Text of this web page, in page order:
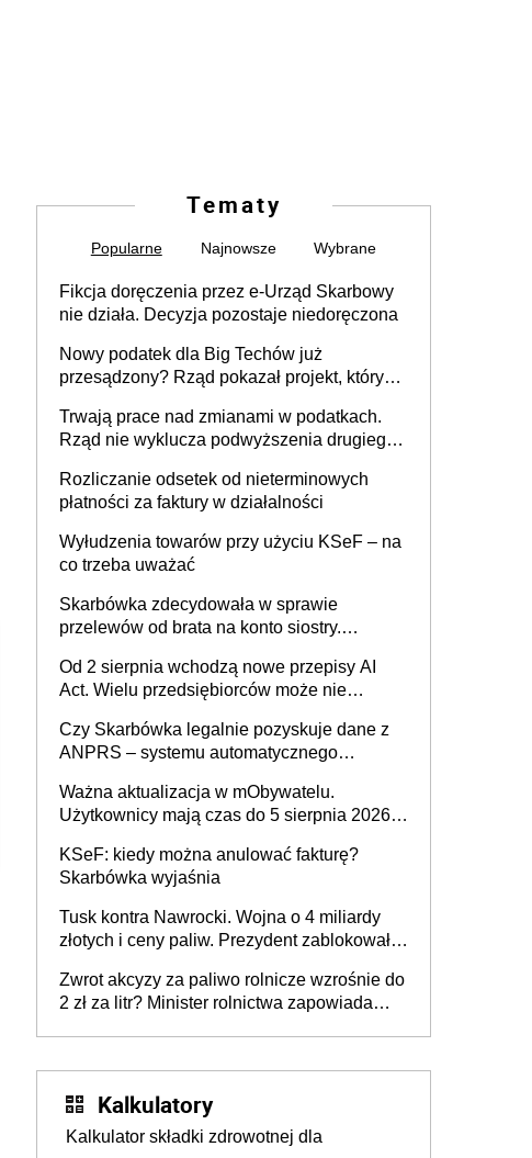
Tematy
Popularne Najnowsze Wybrane
Fikcja doręczenia przez e-Urząd Skarbowy
nie działa. Decyzja pozostaje niedoręczona
Nowy podatek dla Big Techów już
przesądzony? Rząd pokazał projekt, który
Trwają prace nad zmianami w podatkach.
Rząd nie wyklucza podwyższenia drugiego
Rozliczanie odsetek od nieterminowych
płatności za faktury w działalności
Wyłudzenia towarów przy użyciu KSeF – na
co trzeba uważać
Skarbówka zdecydowała w sprawie
przelewów od brata na konto siostry.
darowizna, ale podatku jednak nie będzie
Od 2 sierpnia wchodzą nowe przepisy AI
Act. Wielu przedsiębiorców może nie
Czy Skarbówka legalnie pozyskuje dane z
ANPRS – systemu automatycznego
pojazdów z kamer drogowych?
Ważna aktualizacja w mObywatelu.
Użytkownicy mają czas do 5 sierpnia 2026
KSeF: kiedy można anulować fakturę?
Skarbówka wyjaśnia
Tusk kontra Nawrocki. Wojna o 4 miliardy
złotych i ceny paliw. Prezydent zablokował
wymierzonym we wszystkich polskich
kierowców”
Zwrot akcyzy za paliwo rolnicze wzrośnie do
2 zł za litr? Minister rolnictwa zapowiada
Kalkulatory
Kalkulator składki zdrowotnej dla